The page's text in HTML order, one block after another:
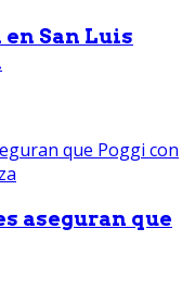
en San Luis
aseguran que